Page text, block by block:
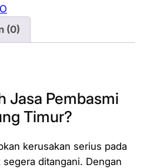
(0)
Jasa Pembasmi
Timur?
kerusakan serius pada
ditangani. Dengan